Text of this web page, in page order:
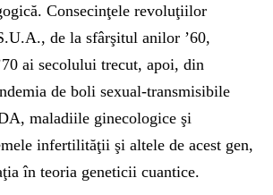
Consecinţele revoluţiilor
de la sfârşitul anilor ’60,
ai secolului trecut, apoi, din
de boli sexual-transmisibile
maladiile ginecologice şi
infertilităţii şi altele de acest gen,
în teoria geneticii cuantice.